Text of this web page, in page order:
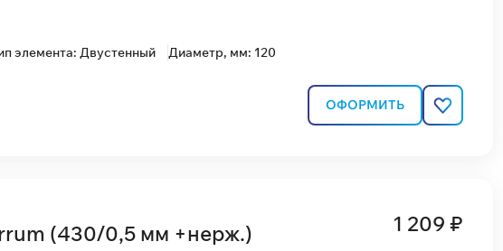
элемента: Двустенный Диаметр, мм: 120
ОФОРМИТЬ
(430/0,5 мм +нерж.)
1 209 ₽